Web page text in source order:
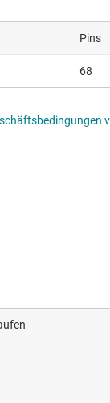
Pins
68